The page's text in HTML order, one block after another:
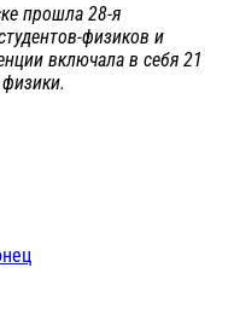
прошла 28-я
физиков и
включала в себя 21